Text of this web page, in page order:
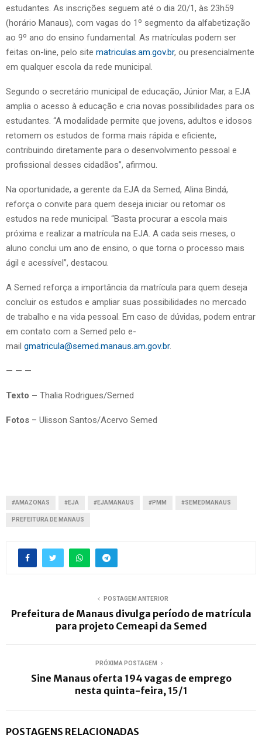
estudantes. As inscrições seguem até o dia 20/1, às 23h59
(horário Manaus), com vagas do 1º segmento da alfabetização
ao 9º ano do ensino fundamental. As matrículas podem ser
feitas on-line, pelo site matriculas.am.gov.br, ou presencialmente
em qualquer escola da rede municipal.
Segundo o secretário municipal de educação, Júnior Mar, a EJA
amplia o acesso à educação e cria novas possibilidades para os
estudantes. “A modalidade permite que jovens, adultos e idosos
retomem os estudos de forma mais rápida e eficiente,
contribuindo diretamente para o desenvolvimento pessoal e
profissional desses cidadãos”, afirmou.
Na oportunidade, a gerente da EJA da Semed, Alina Bindá,
reforça o convite para quem deseja iniciar ou retomar os
estudos na rede municipal. “Basta procurar a escola mais
próxima e realizar a matrícula na EJA. A cada seis meses, o
aluno conclui um ano de ensino, o que torna o processo mais
ágil e acessível”, destacou.
A Semed reforça a importância da matrícula para quem deseja
concluir os estudos e ampliar suas possibilidades no mercado
de trabalho e na vida pessoal. Em caso de dúvidas, podem entrar
em contato com a Semed pelo e-
mail gmatricula@semed.manaus.am.gov.br.
— — —
Texto – Thalia Rodrigues/Semed
Fotos – Ulisson Santos/Acervo Semed
#AMAZONAS #EJA #EJAMANAUS #PMM #SEMEDMANAUS
PREFEITURA DE MANAUS
POSTAGEM ANTERIOR
Prefeitura de Manaus divulga período de matrícula
para projeto Cemeapi da Semed
PRÓXIMA POSTAGEM
Sine Manaus oferta 194 vagas de emprego
nesta quinta-feira, 15/1
POSTAGENS RELACIONADAS